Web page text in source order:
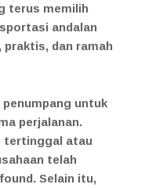
terus memilih
andalan
praktis, dan ramah
untuk
perjalanan.
tertinggal atau
telah
Selain itu,